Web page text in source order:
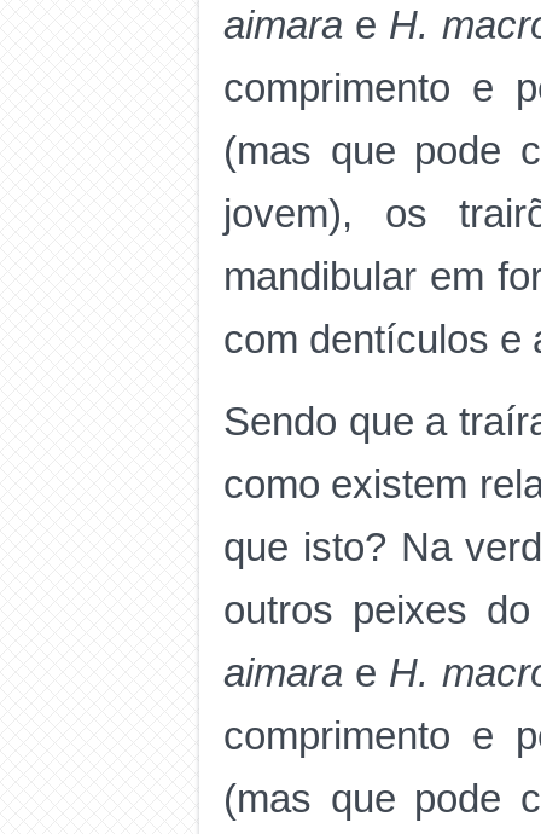
aimara e H.
comprimento e
(mas que pode
jovem), os
mandibular em
com dentículos e
Sendo que a
como existem
que isto? Na
outros peixes
aimara e H.
comprimento e
(mas que pode